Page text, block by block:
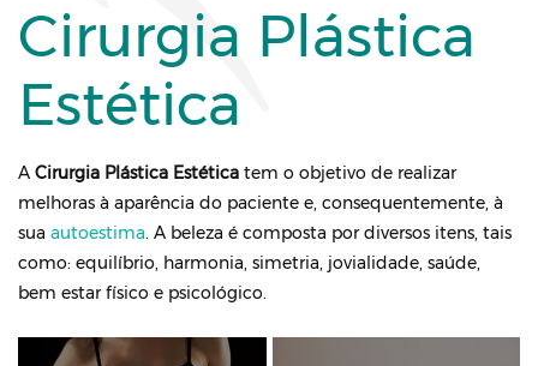
Cirurgia Plástica
Estética
A Cirurgia Plástica Estética tem o objetivo de realizar
melhoras à aparência do paciente e, consequentemente, à
sua autoestima. A beleza é composta por diversos itens, tais
como: equilíbrio, harmonia, simetria, jovialidade, saúde,
bem estar físico e psicológico.